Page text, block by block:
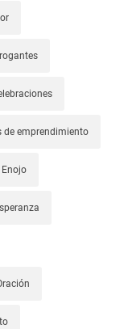
de emprendimiento
Enojo